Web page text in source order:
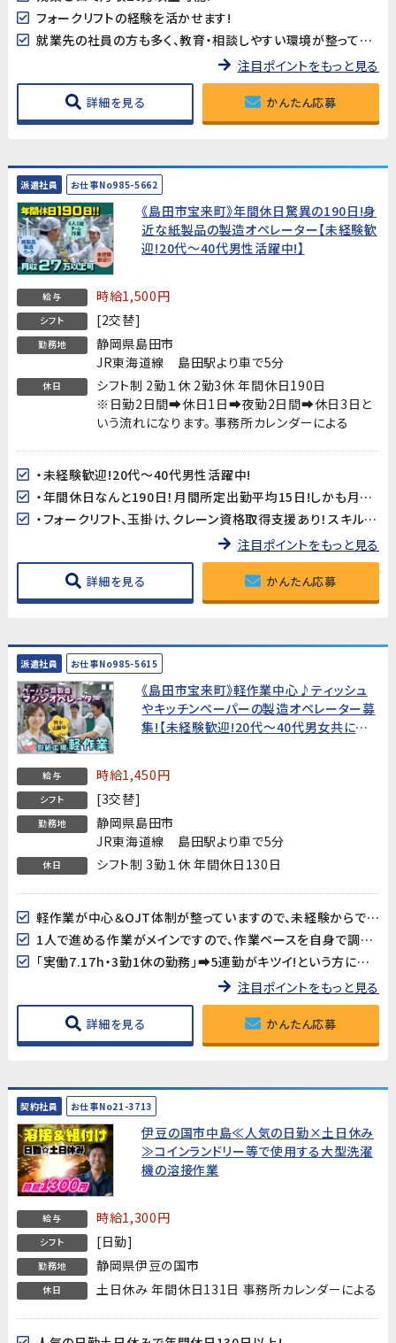
フォークリフトの経験を活かせます!
就業先の社員の方も多く、教育・相談しやすい環境が整っています
注目ポイントをもっと見る
詳細を見る かんたん応募
派遣社員 お仕事No985-5662
《島田市宝来町》年間休日驚異の190日!身
近な紙製品の製造オペレーター【未経験歓
迎!20代～40代男性活躍中!】
給与 時給1,500円
シフト [2交替]
勤務地
静岡県島田市
JR東海道線 島田駅より車で5分
休日
シフト制 2勤１休 2勤3休 年間休日190日
※日勤2日間➡休日1日➡夜勤2日間➡休日3日と
いう流れになります。 事務所カレンダーによる
・未経験歓迎!20代～40代男性活躍中!
・年間休日なんと190日！月間所定出勤平均15日!しかも月収27万円以上可能!
・フォークリフト、玉掛け、クレーン資格取得支援あり！スキルアップを応援！
注目ポイントをもっと見る
詳細を見る かんたん応募
派遣社員 お仕事No985-5615
《島田市宝来町》軽作業中心♪ティッシュ
やキッチンペーパーの製造オペレーター募
集!【未経験歓迎!20代～40代男女共に活
給与 時給1,450円
シフト [3交替]
勤務地
静岡県島田市
JR東海道線 島田駅より車で5分
休日 シフト制 3勤１休 年間休日130日
軽作業が中心＆OJT体制が整っていますので、未経験からでも始め易いお仕事です!
1人で進める作業がメインですので、作業ペースを自身で調整し易い♪
「実働7.17h・3勤1休の勤務」➡5連勤がキツイ!という方にもおススメです
注目ポイントをもっと見る
詳細を見る かんたん応募
契約社員 お仕事No21-3713
伊豆の国市中島≪人気の日勤×土日休み
≫コインランドリー等で使用する大型洗濯
機の溶接作業
給与 時給1,300円
シフト [日勤]
勤務地 静岡県伊豆の国市
休日 土日休み 年間休日131日 事務所カレンダーによる